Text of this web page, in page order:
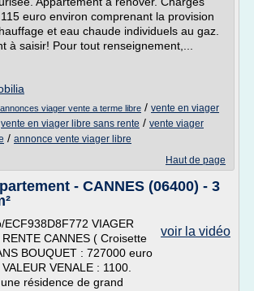
euro environ comprenant la provision
et eau chaude individuels au gaz.
à saisir! Pour tout renseignement,...
annonces viager vente a terme libre / vente en viager
vente en viager libre sans rente / vente viager
/ annonce vente viager libre
Haut de page
- CANNES (06400) - 3
voir la vidéo
ECF938D8F772 VIAGER
CANNES ( Croisette
BOUQUET : 727000 euro
VENALE : 1100.
résidence de grand